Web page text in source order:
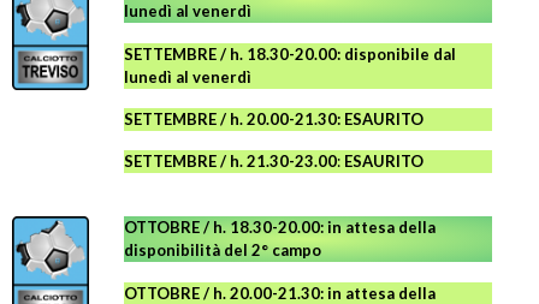
lunedì al venerdì
SETTEMBRE / h. 18.30-20.00: disponibile dal
lunedì al venerdì
SETTEMBRE / h. 20.00-21.30: ESAURITO
SETTEMBRE / h. 21.30-23.00: ESAURITO
OTTOBRE / h. 18.30-20.00:in attesa della
disponibilità del 2° campo
OTTOBRE / h. 20.00-21.30:in attesa della